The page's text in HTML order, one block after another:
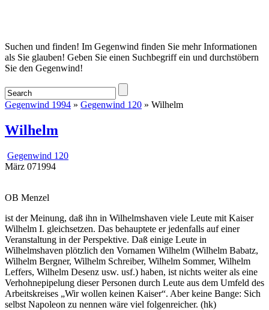
Startseite
Suchen und finden! Im Gegenwind finden Sie mehr Informationen
als Sie glauben! Geben Sie einen Suchbegriff ein und durchstöbern
Sie den Gegenwind!
Gegenwind 1994 » Gegenwind 120 » Wilhelm
Wilhelm
Gegenwind 120
März 071994
OB Menzel
ist der Meinung, daß ihn in Wilhelmshaven viele Leute mit Kaiser
Wilhelm I. gleichsetzen. Das behauptete er jedenfalls auf einer
Veranstaltung in der Perspektive. Daß einige Leute in
Wilhelmshaven plötzlich den Vornamen Wilhelm (Wilhelm Babatz,
Wilhelm Bergner, Wilhelm Schreiber, Wilhelm Sommer, Wilhelm
Leffers, Wilhelm Desenz usw. usf.) haben, ist nichts weiter als eine
Verhohnepipelung dieser Personen durch Leute aus dem Umfeld des
Arbeitskreises „Wir wollen keinen Kaiser“. Aber keine Bange: Sich
selbst Napoleon zu nennen wäre viel folgenreicher. (hk)